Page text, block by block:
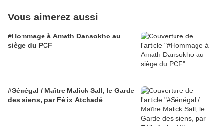
Vous aimerez aussi
#Hommage à Amath Dansokho au
siège du PCF
#Sénégal / Maître Malick Sall, le Garde
des siens, par Félix Atchadé